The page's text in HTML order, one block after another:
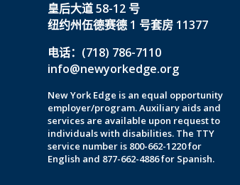
皇后大道 58-12 号
纽约州伍德赛德 1 号套房 11377
电话：(718) 786-7110
info@newyorkedge.org
New York Edge is an equal opportunity
employer/program. Auxiliary aids and
services are available upon request to
individuals with disabilities. The TTY
service number is 800-662-1220 for
English and 877-662-4886 for Spanish.